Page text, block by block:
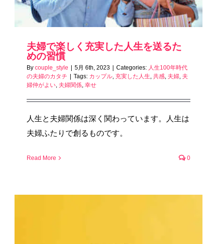
夫婦で楽しく充実した人生を送るた
めの習慣
By couple_style 5月 6th, 2023 Categories: 人生100年時代
の夫婦のカタチ
Tags: カップル, 充実した人生, 共感, 夫婦, 夫
婦仲がよい, 夫婦関係, 幸せ
人生と夫婦関係は深く関わっています。人生は
夫婦ふたりで創るものです。
Read More 0